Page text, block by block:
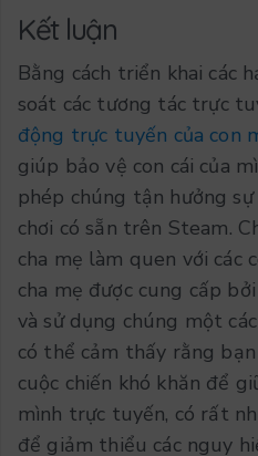
Kết luận
Bằng cách triển khai các
soát các tương tác trực
động trực tuyến của con
giúp bảo vệ con cái của
phép chúng tận hưởng
chơi có sẵn trên Steam.
cha mẹ làm quen với các
cha mẹ được cung cấp
và sử dụng chúng một
có thể cảm thấy rằng
cuộc chiến khó khăn để
mình trực tuyến, có rất
để giảm thiểu các nguy